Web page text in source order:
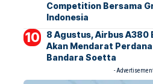
Competition Bersama
Indonesia
8 Agustus, Airbus A380
Akan Mendarat
Bandara Soetta
-